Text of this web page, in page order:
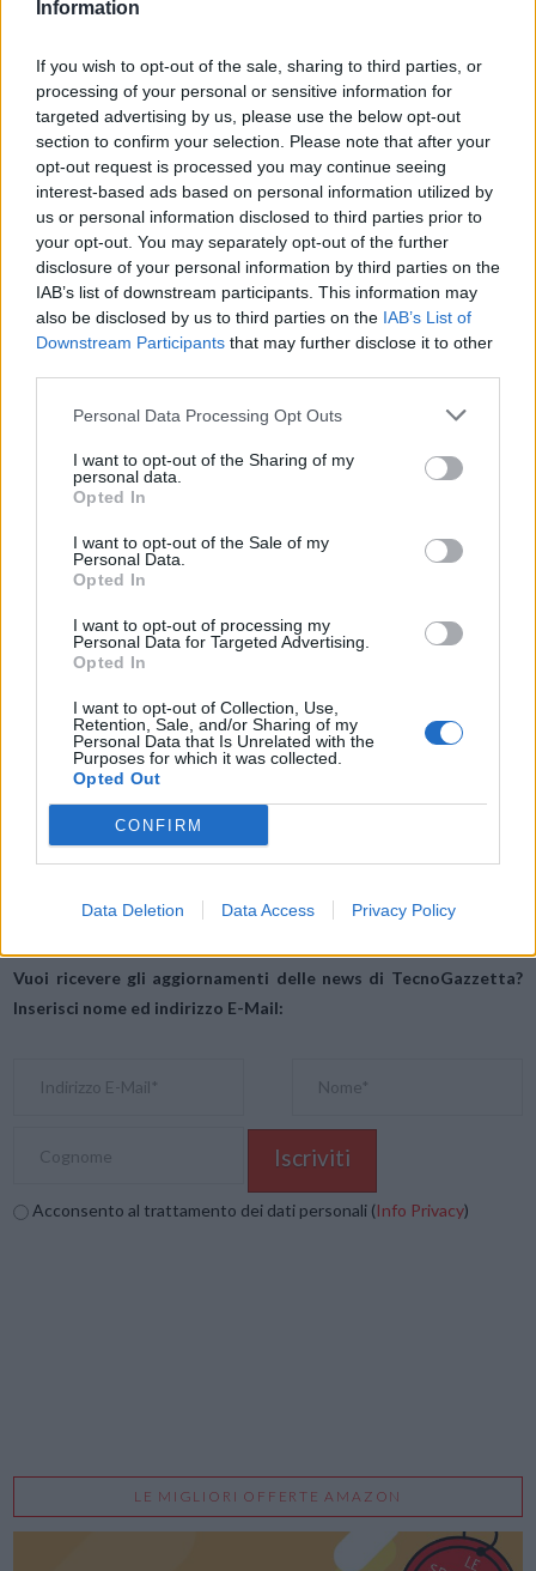
Information
If you wish to opt-out of the sale, sharing to third parties, or
processing of your personal or sensitive information for
targeted advertising by us, please use the below opt-out
section to confirm your selection. Please note that after your
opt-out request is processed you may continue seeing
interest-based ads based on personal information utilized by
us or personal information disclosed to third parties prior to
your opt-out. You may separately opt-out of the further
disclosure of your personal information by third parties on the
IAB’s list of downstream participants. This information may
also be disclosed by us to third parties on the IAB’s List of
Downstream Participants that may further disclose it to other
Personal Data Processing Opt Outs
I want to opt-out of the Sharing of my
personal data.
Opted In
I want to opt-out of the Sale of my
Personal Data.
Opted In
I want to opt-out of processing my
Personal Data for Targeted Advertising.
Opted In
I want to opt-out of Collection, Use,
Retention, Sale, and/or Sharing of my
Personal Data that Is Unrelated with the
Purposes for which it was collected.
Opted Out
CONFIRM
Data Deletion Data Access Privacy Policy
L’attesa di aprire il prossimo regalo diventa un’esperienza di per sé,
creando un’atmosfera emozionante e festosa.
SkyExtra: Un Esclusivo Mondo di Vantaggi
Per scoprire tutte le sorprese e i vantaggi di #SkyExtra, i clienti
possono visitare sky.it/extra o accedere all’app MySky. Questa
piattaforma esclusiva offre un mondo di opportunità e regali pensati
su misura per rendere il periodo natalizio ancora più speciale.
Condividere la Gioia delle Festività
Sky non si limita a offrire regali ai propri clienti, ma crea un’esperienza
da condividere con tutta la famiglia. Momenti indimenticabili sono
condividere la gioia delle festività con coloro che amiamo di più.
In un periodo in cui la connessione e la condivisione sono
particolarmente significative, Sky si posiziona come il compagno
ideale per rendere il Natale del 2023 un momento di gioia, sorrisi e
gratitudine. Che si tratti di film speciali, contenuti esclusivi o
vantaggi unici, #SkyExtra promette di rendere questa stagione
Condividi questo articolo:
Mastodon Telegram WhatsApp
Stampa Altro
Vuoi ricevere gli aggiornamenti delle news di TecnoGazzetta?
Inserisci nome ed indirizzo E-Mail:
Acconsento al trattamento dei dati personali (Info Privacy)
LE MIGLIORI OFFERTE AMAZON